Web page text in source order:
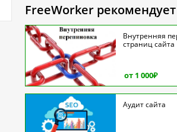
FreeWorker рекомендует
Внутренняя перелинковка
страниц сайта
от 1 000₽
Аудит сайта